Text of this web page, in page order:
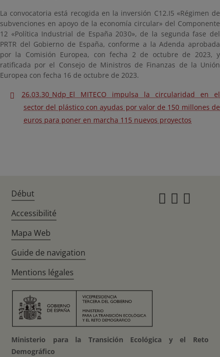
La convocatoria está recogida en la inversión C12.I5 «Régimen de
subvenciones en apoyo de la economía circular» del Componente
12 «Política Industrial de España 2030», de la segunda fase del
PRTR del Gobierno de España, conforme a la Adenda aprobada
por la Comisión Europea, con fecha 2 de octubre de 2023, y
ratificada por el Consejo de Ministros de Finanzas de la Unión
Europea con fecha 16 de octubre de 2023.
26.03.30_Ndp_El MITECO impulsa la circularidad en el
sector del plástico con ayudas por valor de 150 millones de
euros para poner en marcha 115 nuevos proyectos
Début
Accessibilité
Mapa Web
Guide de navigation
Mentions légales
Ministerio para la Transición Ecológica y el Reto
Demográfico